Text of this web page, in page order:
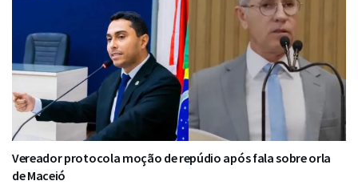
Vereador protocola moção de repúdio após fala sobre orla
de Maceió